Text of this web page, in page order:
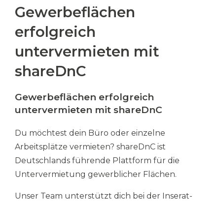
Gewerbeflächen
erfolgreich
untervermieten mit
shareDnC
Gewerbeflächen erfolgreich
untervermieten mit shareDnC
Du möchtest dein Büro oder einzelne
Arbeitsplätze vermieten? shareDnC ist
Deutschlands führende Plattform für die
Untervermietung gewerblicher Flächen.
Unser Team unterstützt dich bei der Inserat-